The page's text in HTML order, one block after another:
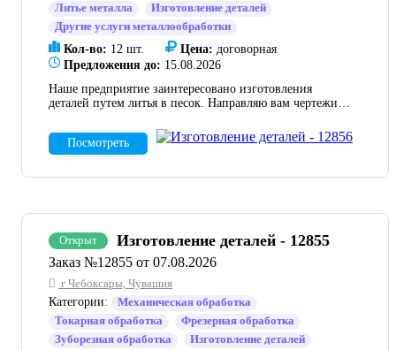
Литье металла
Изготовление деталей
Другие услуги металлообработки
Кол-во: 12 шт. Цена: договорная
Предложения до: 15.08.2026
Наше предприятие заинтересовано изготовления
деталей путем литья в песок. Направляю вам чертежи,
также сделать 3D печать. Срок изготовления до
15.09.2026. прошу дать ТКП и обратную связь.
Посмотреть
Открыт Изготовление деталей - 12855
Заказ №12855 от 07.08.2026
г Чебоксары, Чувашия
Категории:
Механическая обработка
Токарная обработка
Фрезерная обработка
Зуборезная обработка
Изготовление деталей